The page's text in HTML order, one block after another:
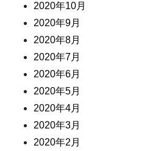
2020年10月
2020年9月
2020年8月
2020年7月
2020年6月
2020年5月
2020年4月
2020年3月
2020年2月